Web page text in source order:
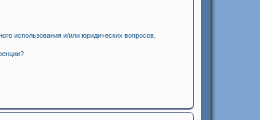
использования и/или юридических вопросов,